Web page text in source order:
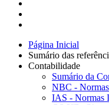
Página Inicial
Sumário das
Contabilidade
Sumário da
NBC -
IAS - Normas